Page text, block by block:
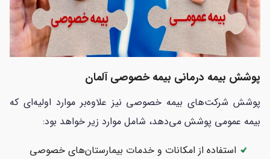
پوشش بیمه درمانی بیمه خصوصی آلمان
پوشش شرکت‌های بیمه خصوصی نیز علاوه‌بر موارد اولیه‌ای که
بیمه‌ عمومی پوشش می‌دهد، شامل موارد زیر خواهد بود:
استفاده از امکانات و خدمات بیمارستان‌های خصوصی